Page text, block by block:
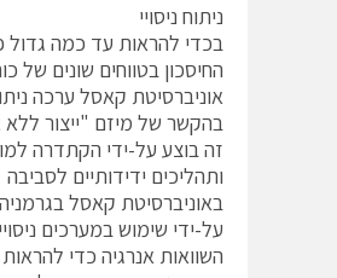
ניתוח ניסויי
בכדי להראות עד כמה גדול
החיסכון בטווחים שונים של
אוניברסיטת קאסל ערכה
בהקשר של מיזם "ייצור ללא
זה בוצע על-ידי הקתדרה
ותהליכים ידידותיים לסביבה
באוניברסיטת קאסל
על-ידי שימוש במערכים
השוואות אנרגיה כדי